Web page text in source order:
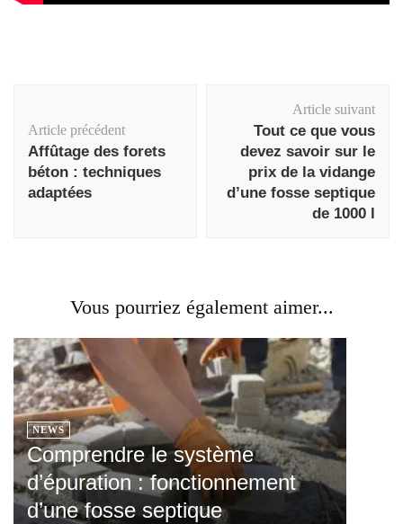
d'article
Article précédent
Affûtage des forets
béton : techniques
adaptées
Article suivant
Tout ce que vous
devez savoir sur le
prix de la vidange
d’une fosse septique
de 1000 l
Vous pourriez également aimer...
NEWS
Comprendre le système
d’épuration : fonctionnement
d’une fosse septique